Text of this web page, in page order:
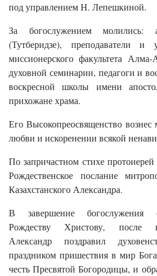
под управлением Н. Лепешкиной.
За богослужением молились:
(Тутберидзе), преподаватели и
миссионерского факультета Алма-
духовной семинарии, педагоги и
воскресной школы имени
прихожане храма.
Его Высокопреосвященство
любви и искоренении всякой
По запричастном стихе
Рождественское послание
Казахстанского Александра.
В завершение богослужения
Рождеству Христову, после
Александр поздравил
праздником пришествия в мир
честь Пресвятой Богородицы, и